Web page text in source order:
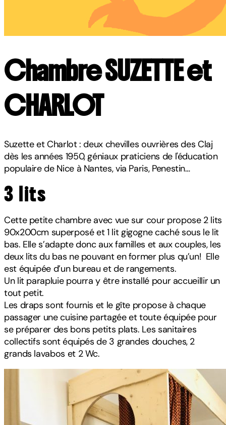
Chambre SUZETTE et
CHARLOT
Suzette et Charlot : deux chevilles ouvrières des Claj
dès les années 1950, géniaux praticiens de l'éducation
populaire de Nice à Nantes, via Paris, Penestin…
3 lits
Cette petite chambre avec vue sur cour propose 2 lits
90x200cm superposé et 1 lit gigogne caché sous le lit
bas. Elle s’adapte donc aux familles et aux couples, les
deux lits du bas ne pouvant en former plus qu’un! Elle
est équipée d’un bureau et de rangements.
Un lit parapluie pourra y être installé pour accueillir un
tout petit.
Les draps sont fournis et le gîte propose à chaque
passager une cuisine partagée et toute équipée pour
se préparer des bons petits plats. Les sanitaires
collectifs sont équipés de 3 grandes douches, 2
grands lavabos et 2 Wc.